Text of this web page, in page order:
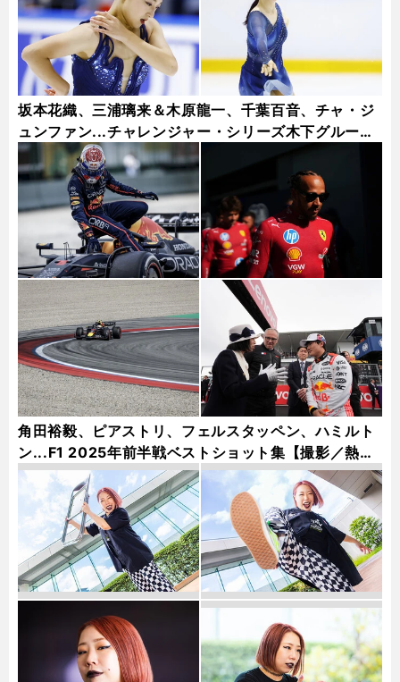
坂本花織、三浦璃来＆木原龍一、千葉百音、チャ・ジ
ュンファン...チャレンジャー・シリーズ木下グループ
杯フォトギャラリー
角田裕毅、ピアストリ、フェルスタッペン、ハミルト
ン...F1 2025年前半戦ベストショット集【撮影／熱田
護＆桜井淳雄】